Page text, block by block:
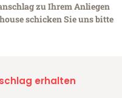
zu Ihrem Anliegen
schicken Sie uns bitte
erhalten